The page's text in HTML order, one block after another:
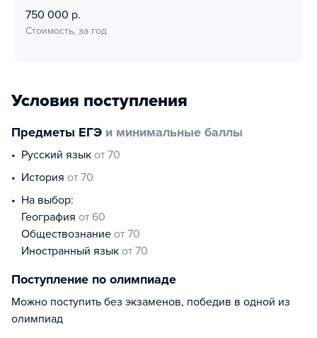
750 000 р.
Стоимость, за год
Условия поступления
Предметы ЕГЭ и минимальные баллы
русский язык от 70
история от 70
На выбор:
география от 60
обществознание от 70
иностранный язык от 70
Поступление по олимпиаде
Можно поступить без экзаменов, победив в одной из
олимпиад